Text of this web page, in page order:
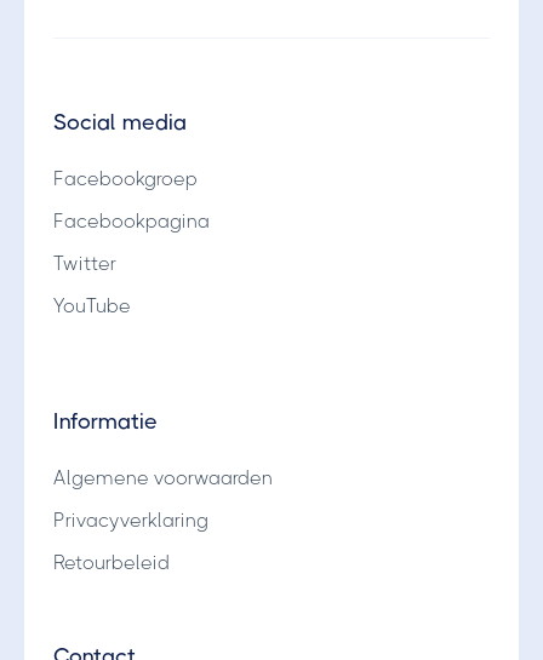
Social media
Facebookgroep
Facebookpagina
Twitter
YouTube
Informatie
Algemene voorwaarden
Privacyverklaring
Retourbeleid